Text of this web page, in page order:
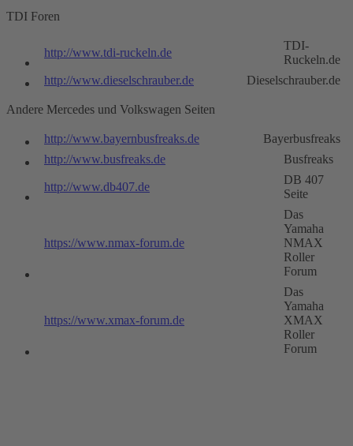
TDI Foren
http://www.tdi-ruckeln.de
TDI-
Ruckeln.de
http://www.dieselschrauber.de
Dieselschrauber.de
Andere Mercedes und Volkswagen Seiten
http://www.bayernbusfreaks.de
Bayerbusfreaks
http://www.busfreaks.de
Busfreaks
http://www.db407.de
DB 407
Seite
https://www.nmax-forum.de
Das
Yamaha
NMAX
Roller
Forum
https://www.xmax-forum.de
Das
Yamaha
XMAX
Roller
Forum